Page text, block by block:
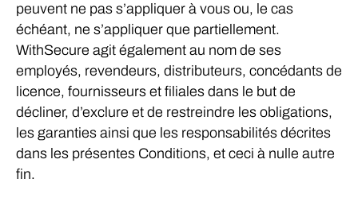
peuvent ne pas s’appliquer à vous ou, le cas
échéant, ne s’appliquer que partiellement.
WithSecure agit également au nom de ses
employés, revendeurs, distributeurs, concédants de
licence, fournisseurs et filiales dans le but de
décliner, d’exclure et de restreindre les obligations,
les garanties ainsi que les responsabilités décrites
dans les présentes Conditions, et ceci à nulle autre
fin.